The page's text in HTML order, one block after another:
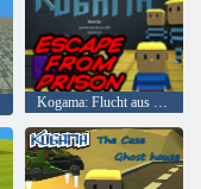
Kogama: Flucht aus dem Gefängnis